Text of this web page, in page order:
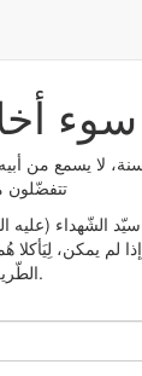
يسمع من أبيه
تتفضّلون
سيّد الشّهداء
لم يمكن، لِيَأكلا
الطّريق الصّحيح) وليدعوَا له.